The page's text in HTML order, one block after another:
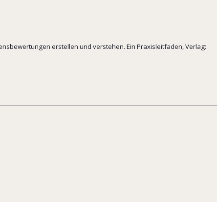
erstellen und verstehen. Ein Praxisleitfaden, Verlag: